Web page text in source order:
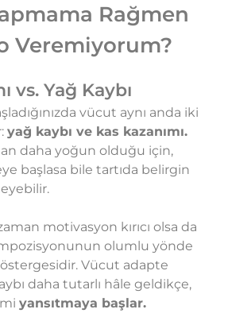
Rağmen
Veremiyorum?
vs. Yağ Kaybı
vücut aynı anda iki
yağ kaybı ve kas kazanımı.
daha yoğun olduğu için,
başlasa bile tartıda belirgin
motivasyon kırıcı olsa da
olumlu yönde
Vücut adapte
daha tutarlı hâle geldikçe,
yansıtmaya başlar.